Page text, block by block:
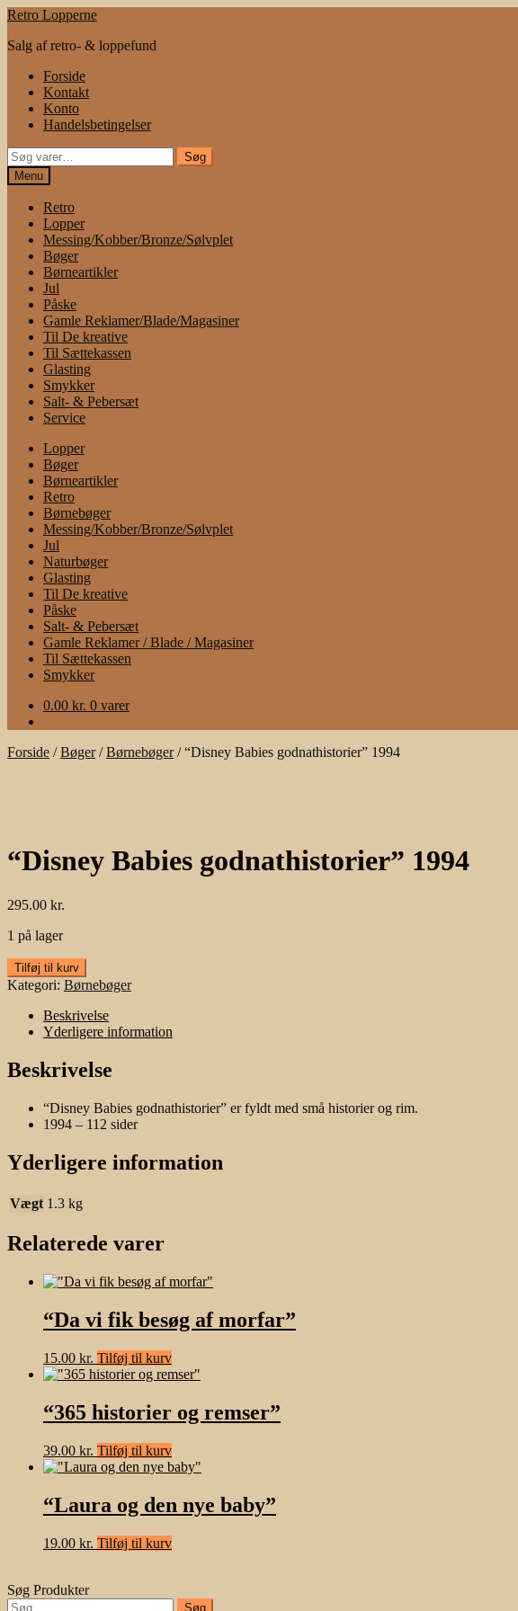
Spring
navigation
Spring
indhold
Retro Lopperne
Salg af retro- & loppefund
Forside
Kontakt
Konto
Handelsbetingelser
Søg
efter:
Søg
Menu
Retro
Lopper
Messing/Kobber/Bronze/Sølvplet
Bøger
Børneartikler
Jul
Påske
Gamle Reklamer/Blade/Magasiner
Til De kreative
Til Sættekassen
Glasting
Smykker
Salt- & Pebersæt
Service
Lopper
Bøger
Børneartikler
Retro
Børnebøger
Messing/Kobber/Bronze/Sølvplet
Jul
Naturbøger
Glasting
Til De kreative
Påske
Salt- & Pebersæt
Gamle Reklamer / Blade / Magasiner
Til Sættekassen
Smykker
0.00 kr. 0 varer
Forside /Bøger/Børnebøger/“Disney Babies godnathistorier” 1994
“Disney Babies godnathistorier” 1994
295.00 kr.
1 på lager
"Disney
Babies
godnathistorier"
1994
antal
Tilføj til kurv
Kategori: Børnebøger
Beskrivelse
Yderligere information
Beskrivelse
“Disney Babies godnathistorier” er fyldt med små historier og rim.
1994 – 112 sider
Yderligere information
Vægt 1.3 kg
Relaterede varer
“Da vi fik besøg af morfar”
15.00 kr. Tilføj til kurv
“365 historier og remser”
39.00 kr. Tilføj til kurv
“Laura og den nye baby”
19.00 kr. Tilføj til kurv
Søg Produkter
Søg